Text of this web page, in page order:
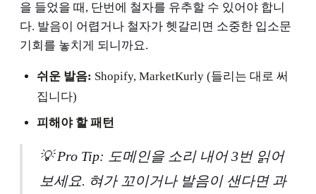
을 들었을 때, 단번에 철자를 유추할 수 있어야 합니
다. 발음이 어렵거나 철자가 헷갈리면 소중한 입소문
기회를 놓치게 되니까요.
쉬운 발음: Shopify, MarketKurly (들리는 대로 써
집니다)
피해야 할 패턴
💡 Pro Tip: 도메인을 소리 내어 3번 읽어
보세요. 혀가 꼬이거나 발음이 샌다면 과